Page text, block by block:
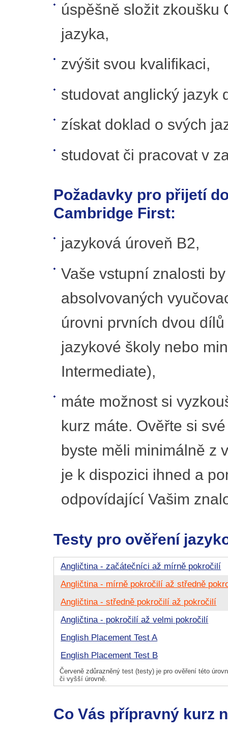
úspěšně složit zkoušku
jazyka,
zvýšit svou kvalifikaci,
studovat anglický jazyk
získat doklad o svých
studovat či pracovat v
Požadavky pro přijetí
Cambridge First:
jazyková úroveň B2,
Vaše vstupní znalosti
absolvovaných
úrovni prvních dvou
jazykové školy nebo
Intermediate),
máte možnost si
kurz máte. Ověřte si
byste měli minimálně z
je k dispozici ihned a
odpovídající Vašim
Testy pro ověření
Angličtina - začátečníci až mírně pokročilí
Angličtina - mírně pokročilí až středně
Angličtina - středně pokročilí až pokročilí
Angličtina - pokročilí až velmi pokročilí
English Placement Test A
English Placement Test B
Červeně zdůrazněný test (testy) je pro ověření této
či vyšší úrovně.
Co Vás přípravný kurz